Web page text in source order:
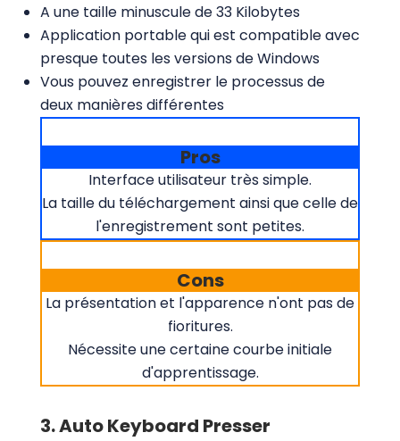
A une taille minuscule de 33 Kilobytes
Application portable qui est compatible avec
presque toutes les versions de Windows
Vous pouvez enregistrer le processus de
deux manières différentes
Pros
Interface utilisateur très simple.
La taille du téléchargement ainsi que celle de
l'enregistrement sont petites.
Cons
La présentation et l'apparence n'ont pas de
fioritures.
Nécessite une certaine courbe initiale
d'apprentissage.
3. Auto Keyboard Presser